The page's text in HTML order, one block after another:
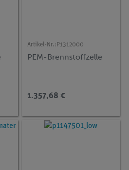
Artikel-Nr.: P1312000
PEM-Brennstoffzelle
1.357,68 €